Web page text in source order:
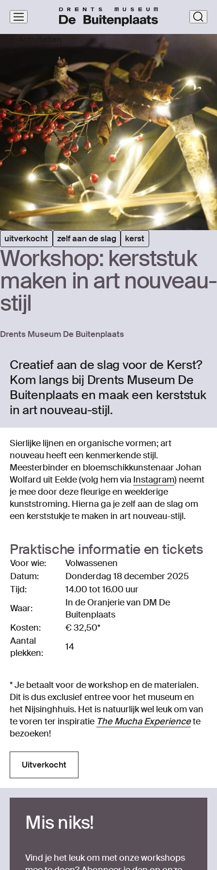
Navigatie
uitverkocht zelf aan de slag kerst
Work­shop: kerst­stuk
maken in art nou­veau-
stijl
Drents Museum De Buitenplaats
Creatief aan de slag voor de Kerst?
Kom langs bij Drents Museum De
Buitenplaats en maak een kerststuk
in art nouveau-stijl.
Sierlijke lijnen en organische vormen; art
nouveau heeft een kenmerkende stijl.
Meesterbinder en bloemschikkunstenaar Johan
Wolfard uit Eelde (volg hem via Instagram) neemt
je mee door deze fleurige en weelderige
kunststroming. Hierna ga je zelf aan de slag om
een kerststukje te maken in art nouveau-stijl.
Praktische informatie en tickets
Voor wie:
Volwassenen
Datum:
Donderdag 18 december 2025
Tijd:
14.00 tot 16.00 uur
Waar:
In de Oranjerie van DM De
Buitenplaats
Kosten:
€ 32,50*
Aantal
plekken:
14
* Je betaalt voor de workshop en de materialen.
Dit is dus exclusief entree voor het museum en
het Nijsinghhuis. Het is natuurlijk wel leuk om van
te voren ter inspiratie The Mucha Experiencete
bezoeken!
Uitverkocht
Uitverkocht
Mis niks!
Vind je het leuk om met onze workshops